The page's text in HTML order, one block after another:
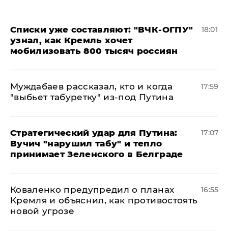
Списки уже составляют: "ВЧК-ОГПУ"
узнал, как Кремль хочет
мобилизовать 800 тысяч россиян
18:01
Муждабаев рассказал, кто и когда
"выбьет табуретку" из-под Путина
17:59
Стратегический удар для Путина:
Вучич "нарушил табу" и тепло
принимает Зеленского в Белграде
17:07
Коваленко предупредил о планах
Кремля и объяснил, как противостоять
новой угрозе
16:55